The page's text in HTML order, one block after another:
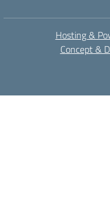
Hosting &
Concept &